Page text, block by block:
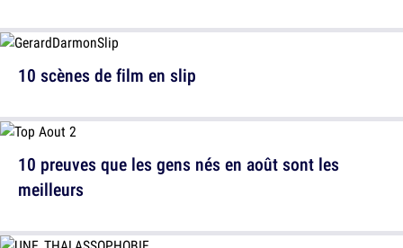
10 scènes de film en slip
10 preuves que les gens nés en août sont les
meilleurs